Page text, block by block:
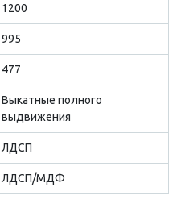
1200
995
477
Выкатные полного
выдвижения
ЛДСП
ЛДСП/МДФ